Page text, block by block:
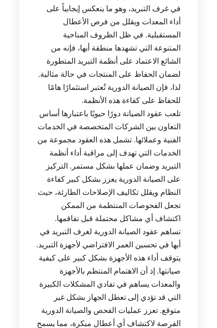
في غرف التبريد، وهو ما ينعكس إيجابياً على
أداء المعدات ويقلل من فرص الأعطال
المستقبلية. في ظل الظروف المناخية
المتنوعة التي تشهدها منطقة أبها، فإنه من
الشائع الاعتماد على أنظمة التبريد المتطورة
لضمان الحفاظ على المنتجات في حالة مثالية.
لذا، فإن الصيانة الدورية تُعتبر استثمارًا هامًا
للحفاظ على كفاءة هذه الأنظمة.
تلعب عقود الصيانة دورًا حيويًا باعتبارها أساس
التعاون بين الشركات المتخصصة في الخدمات
الفنية وعملائها. تشمل هذه العقود مجموعة من
الخدمات التي تهدف إلى مراقبة أداء أنظمة
التبريد وضمان عملها بشكل مستمر. التركيز
على الصيانة الدورية يعزز بشكل كبير كفاءة
النظام ويقلل تكاليف الإصلاحات الطارئة، حيث
تجعل الفحوصات المنتظمة من الممكن
اكتشاف أي مشاكل محتملة قبل تفاقمها.
تساهم عقود الصيانة الدورية لغرف التبريد في
أبها في تحسين العمر الافتراضي لأجهزة التبريد.
يتوقف أداء هذه الأجهزة بشكل كبير على كيفية
صيانتها. إذ أن الاهتمام المنتظم بالأجهزة
والمعدات يساهم في تفادي المشكلات الكبيرة
التي قد تؤدي إلى تعطل الجهاز بشكل غير
متوقع. تعزز عمليات الفحص والصيانة الدورية
الفرصة لاكتشاف أي أعطال مبكرة، مما يسمح